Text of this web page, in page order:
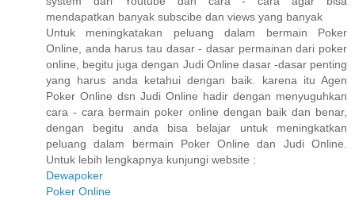
mendapatkan banyak subscibe dan views yang banyak
Untuk meningkatakan peluang dalam bermain Poker
Online, anda harus tau dasar - dasar permainan dari poker
online, begitu juga dengan Judi Online dasar -dasar penting
yang harus anda ketahui dengan baik. karena itu Agen
Poker Online dsn Judi Online hadir dengan menyuguhkan
cara - cara bermain poker online dengan baik dan benar,
dengan begitu anda bisa belajar untuk meningkatkan
peluang dalam bermain Poker Online dan Judi Online.
Untuk lebih lengkapnya kunjungi website :
Dewapoker
Poker Online